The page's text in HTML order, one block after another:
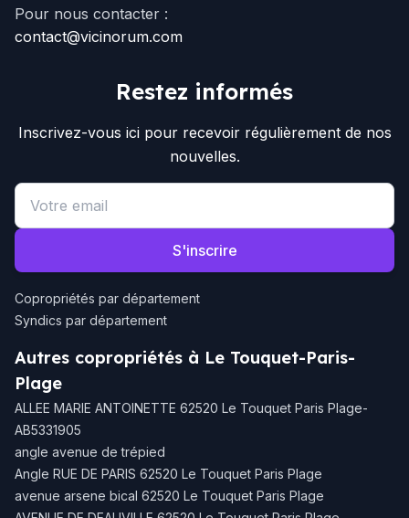
Pour nous contacter :
contact@vicinorum.com
Restez informés
Inscrivez-vous ici pour recevoir régulièrement de nos
nouvelles.
Email address
S'inscrire
Copropriétés par département
Syndics par département
Autres copropriétés à Le Touquet-Paris-
Plage
ALLEE MARIE ANTOINETTE 62520 Le Touquet Paris Plage-
AB5331905
angle avenue de trépied
Angle RUE DE PARIS 62520 Le Touquet Paris Plage
avenue arsene bical 62520 Le Touquet Paris Plage